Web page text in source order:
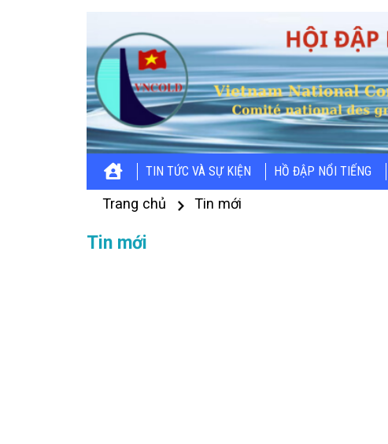
TIN TỨC VÀ SỰ KIỆN HỒ ĐẬP NỔI TIẾNG
Trang chủ Tin mới
Tin mới